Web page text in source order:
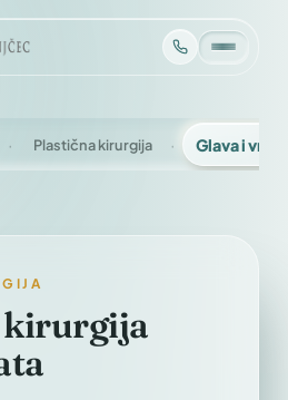
Plastična kirurgija Glava i vrat
kirurgija